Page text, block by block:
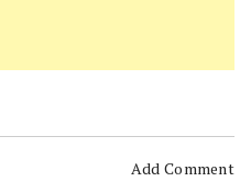
Add Comment